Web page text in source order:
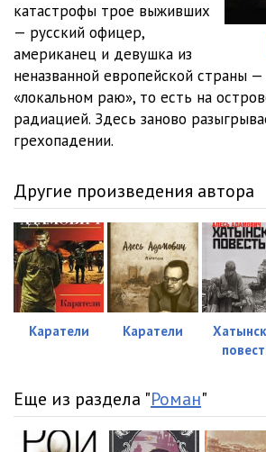
0011
0012
0013
0014
0016
катастрофы трое выживших
— русский офицер,
американец и девушка из
неназванной европейской страны
«локальном раю», то есть на
радиацией. Здесь заново
грехопадении.
Другие произведения автора
Каратели Каратели
Еще из раздела "Роман"